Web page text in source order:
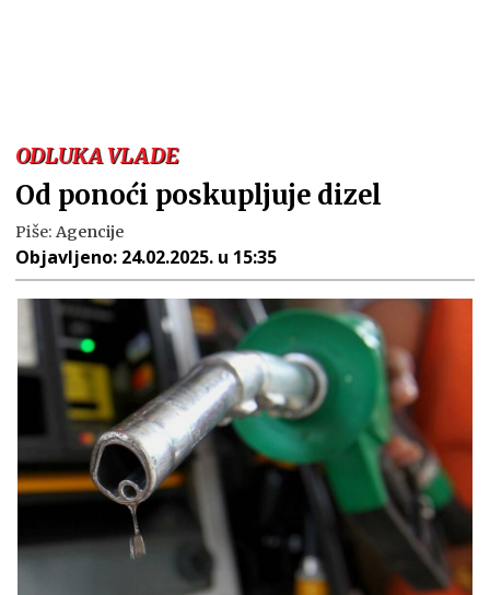
ODLUKA VLADE
Od ponoći poskupljuje dizel
Piše: Agencije
Objavljeno: 24.02.2025. u 15:35